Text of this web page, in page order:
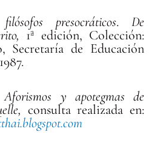
presocráticos. De
1ª edición, Colección:
Secretaría de Educación
Aforismos y apotegmas de
consulta realizada en: